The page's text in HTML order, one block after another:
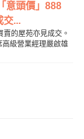
意頭價」888
交...
的屋苑亦見成交。
級營業經理嚴啟雄